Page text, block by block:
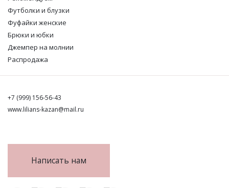
Футболки и блузки
Фуфайки женские
Брюки и юбки
Джемпер на молнии
Распродажа
+7 (999) 156-56-43
www.lilians-kazan@mail.ru
Написать нам